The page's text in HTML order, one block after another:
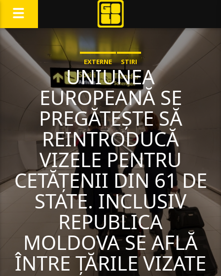
EXTERNE STIRI
UNIUNEA
EUROPEANĂ SE
PREGĂTEȘTE SĂ
REINTRODUCĂ
VIZELE PENTRU
CETĂȚENII DIN 61 DE
STATE. INCLUSIV
REPUBLICA
MOLDOVA SE AFLĂ
ÎNTRE ȚĂRILE VIZATE